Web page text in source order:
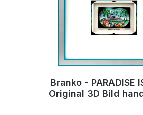
Branko - PARADISE
Original 3D Bild